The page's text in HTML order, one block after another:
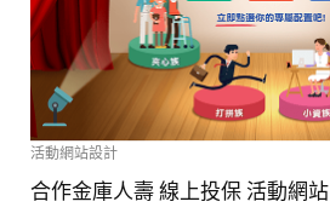
活動網站設計
合作金庫人壽 線上投保 活動網站